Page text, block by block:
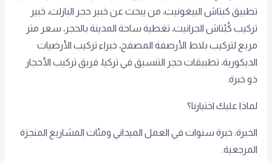
تطبيق كبتاش البيغونيت، من يبحث عن خبير حجر البازلت، خبير
تركيب كُبْتاش الجرانيت، تغطية ساحة المدينة بالحجر، سعر متر
مربع لتركيب بلاط الأرصفة المصفح، خبراء تركيب الأرضيات
الديكورية، تطبيقات حجر التنسيق في تركيا، فريق تركيب الأحجار
ذو خبرة.
لماذا عليك اختيارنا؟
الخبرة: خبرة سنوات في العمل الميداني ومئات المشاريع المنجزة
المرجعية.